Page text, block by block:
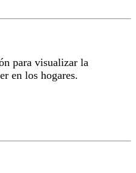
para visualizar la
en los hogares.